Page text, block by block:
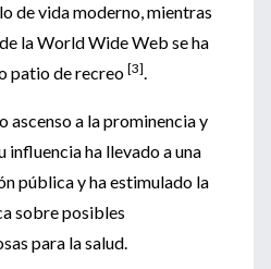
de vida moderno, mientras
la World Wide Web se ha
patio de recreo [3].
ascenso a la prominencia y
influencia ha llevado a una
pública y ha estimulado la
sobre posibles
para la salud.